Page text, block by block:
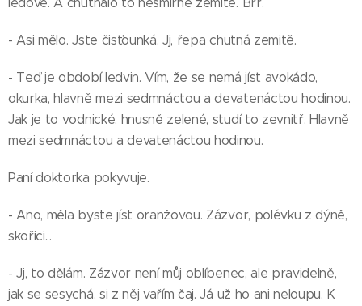
- Asi mělo. Jste čisťounká. Jj, řepa chutná zemitě.
- Teď je období ledvin. Vím, že se nemá jíst avokádo,
okurka, hlavně mezi sedmnáctou a devatenáctou hodinou.
Jak je to vodnické, hnusně zelené, studí to zevnitř. Hlavně
mezi sedmnáctou a devatenáctou hodinou.
Paní doktorka pokyvuje.
- Ano, měla byste jíst oranžovou. Zázvor, polévku z dýně,
skořici...
- Jj, to dělám. Zázvor není můj oblíbenec, ale pravidelně,
jak se sesychá, si z něj vařím čaj. Já už ho ani neloupu. K